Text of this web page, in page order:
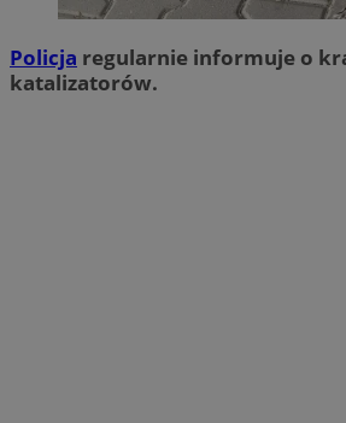
Policja regularnie informuje o
katalizatorów.